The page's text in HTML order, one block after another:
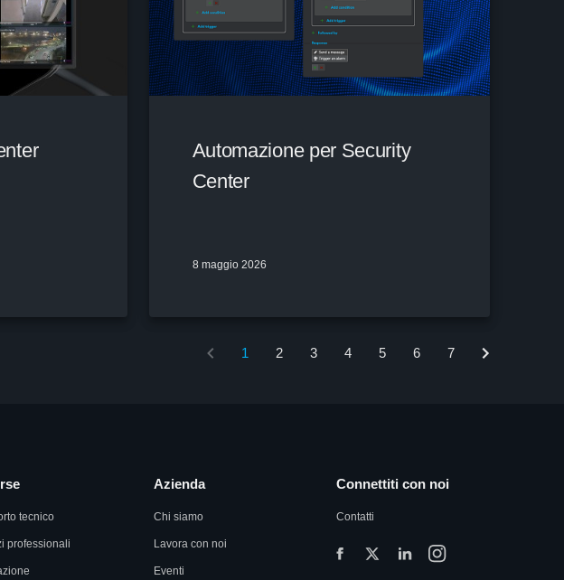
Automazione per Security
Center
8 maggio 2026
1 2 3 4 5 6 7
tecnico
professionali
Azienda
Chi siamo
Lavora con noi
Eventi
Connettiti con noi
Contatti